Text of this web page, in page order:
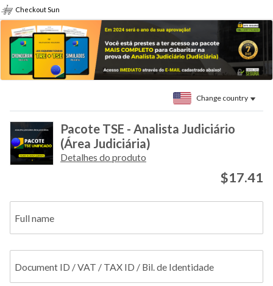
Checkout Sun
Change country
Pacote TSE - Analista Judiciário
(Área Judiciária)
Detalhes do produto
$17.41
Full name
Document ID / VAT / TAX ID / Bil. de Identidade